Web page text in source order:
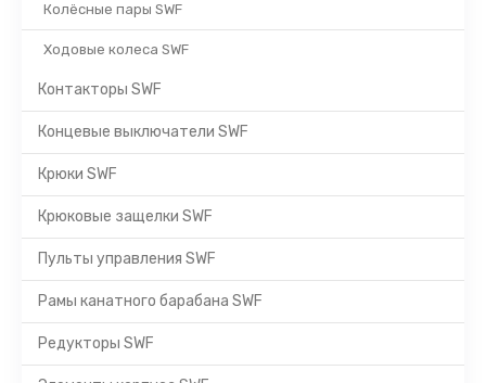
Колёсные пары SWF
Ходовые колеса SWF
Контакторы SWF
Концевые выключатели SWF
Крюки SWF
Крюковые защелки SWF
Пульты управления SWF
Рамы канатного барабана SWF
Редукторы SWF